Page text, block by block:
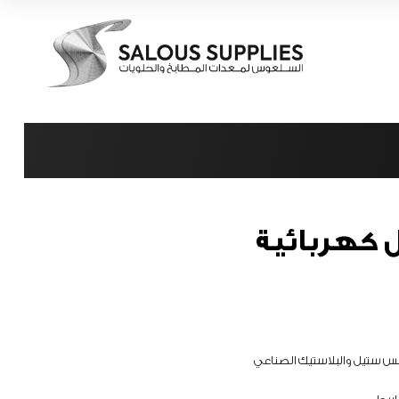
كهربائية
ستيل والبلاستيك الصناعي